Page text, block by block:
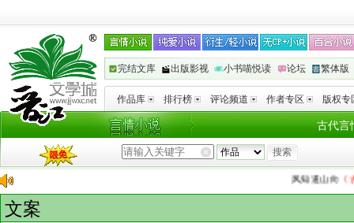
完结文库 出版影视 小书喵悦读 论坛 繁体版
作品库 排行榜 评论频道 作者专区 版权专
古代言
风知道山向《古板老
文案